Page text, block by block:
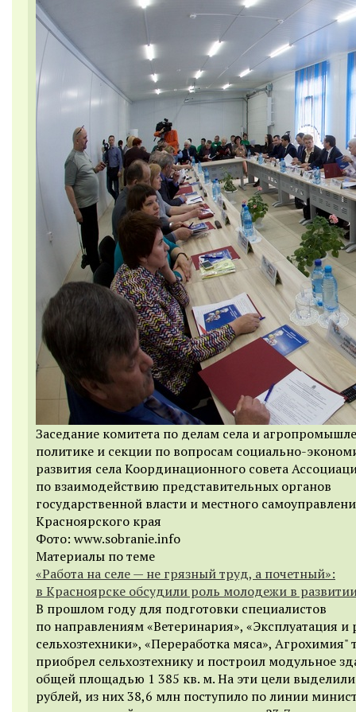
Заседание комитета по делам села и
политике и секции по вопросам социально-
развития села Координационного совета
по взаимодействию представительных органов
государственной власти и местного
Красноярского края
Фото: www.sobranie.info
Материалы по теме
«Работа на селе — не грязный труд, а почетный»:
в Красноярске обсудили роль молодежи в
В прошлом году для подготовки специалистов
по направлениям «Ветеринария», «Эксплуатация и
сельхозтехники», «Переработка мяса», Агрохимия"
приобрел сельхозтехнику и построил модульное
общей площадью 1 385 кв. м. На эти цели
рублей, из них 38,6 млн поступило по линии